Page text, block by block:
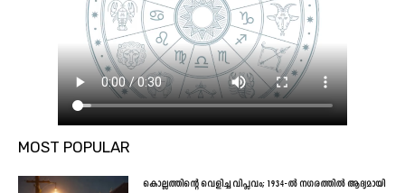
MOST POPULAR
കൊല്ലത്തിന്റെ വെളിച്ച വിപ്ലവം; 1934-ൽ നഗരത്തിൽ ആദ്യമായി